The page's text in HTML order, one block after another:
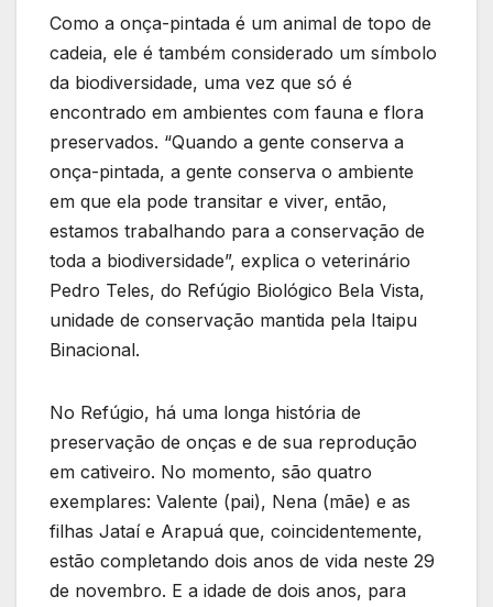
Como a onça-pintada é um animal de topo de
cadeia, ele é também considerado um símbolo
da biodiversidade, uma vez que só é
encontrado em ambientes com fauna e flora
preservados. “Quando a gente conserva a
onça-pintada, a gente conserva o ambiente
em que ela pode transitar e viver, então,
estamos trabalhando para a conservação de
toda a biodiversidade”, explica o veterinário
Pedro Teles, do Refúgio Biológico Bela Vista,
unidade de conservação mantida pela Itaipu
Binacional.
No Refúgio, há uma longa história de
preservação de onças e de sua reprodução
em cativeiro. No momento, são quatro
exemplares: Valente (pai), Nena (mãe) e as
filhas Jataí e Arapuá que, coincidentemente,
estão completando dois anos de vida neste 29
de novembro. E a idade de dois anos, para